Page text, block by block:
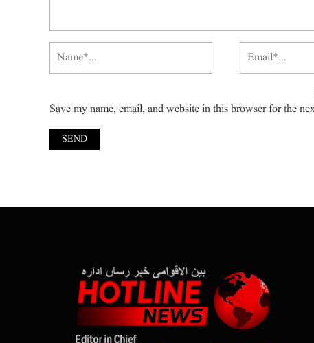
Save my name, email, and website in this browser for the